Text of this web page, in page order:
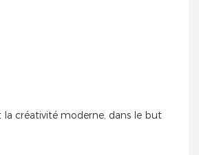
créativité moderne, dans le but